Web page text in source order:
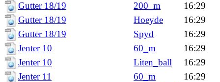
Gutter 18/19
200_m
16:29
Gutter 18/19
Hoeyde
16:29
Gutter 18/19
Spyd
16:29
Jenter 10
60_m
16:29
Jenter 10
Liten_ball
16:29
Jenter 11
60_m
16:29